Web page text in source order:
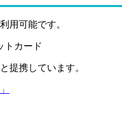
用可能です。
提携しています。